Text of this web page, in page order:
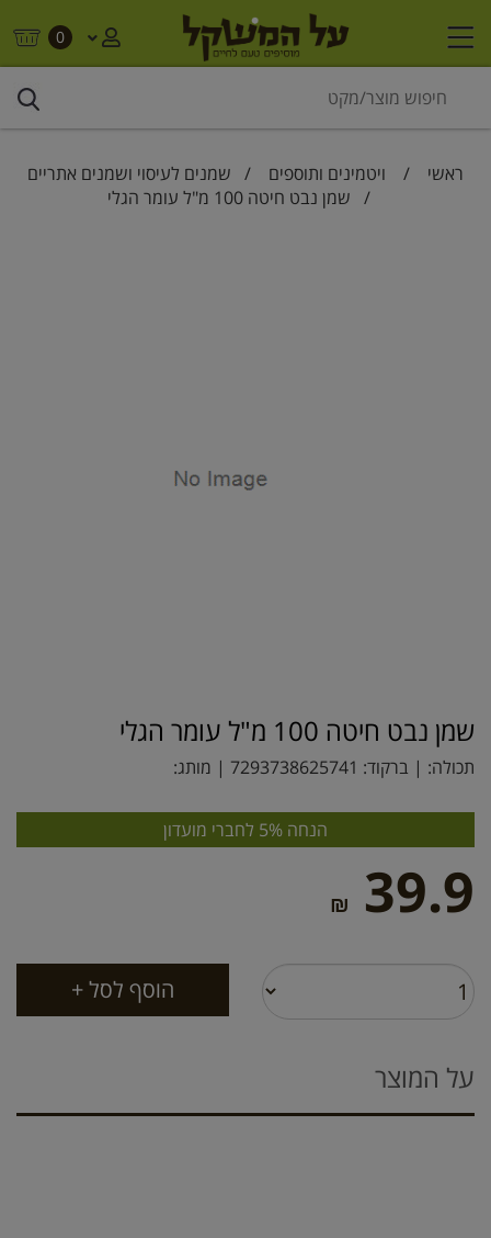
0
ראשי / ויטמינים ותוספים / שמנים לעיסוי ושמנים אתריים
/ שמן נבט חיטה 100 מ"ל עומר הגלי
שמן נבט חיטה 100 מ"ל עומר הגלי
תכולה: | ברקוד: 7293738625741 | מותג:
הנחה 5% לחברי מועדון
39.9
₪
על המוצר